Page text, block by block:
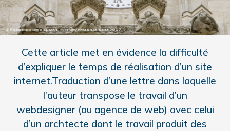
Cette article met en évidence la difficulté
d’expliquer le temps de réalisation d’un site
internet.Traduction d’une lettre dans laquelle
l’auteur transpose le travail d’un
webdesigner (ou agence de web) avec celui
d’un archtecte dont le travail produit des